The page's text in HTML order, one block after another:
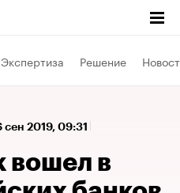
Экспертиза Решение
сен 2019, 09:31
вошел в